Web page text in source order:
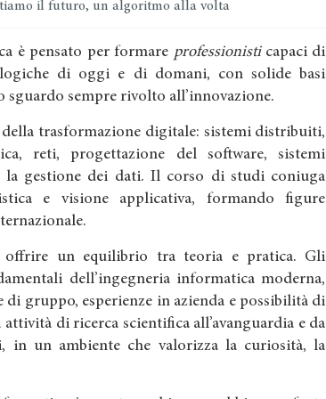
il futuro, un algoritmo alla volta
è pensato per formare professionisticapaci di
di oggi e di domani, con solide basi
sguardo sempre rivolto all’innovazione.
trasformazione digitale: sistemi distribuiti,
reti, progettazione del software, sistemi
la gestione dei dati. Il corso di studi coniuga
e visione applicativa, formando figure
un equilibrio tra teoria e pratica. Gli
dell’ingegneria informatica moderna,
gruppo, esperienze in azienda e possibilità di
di ricerca scientifica all’avanguardia e da
un ambiente che valorizza la curiosità, la